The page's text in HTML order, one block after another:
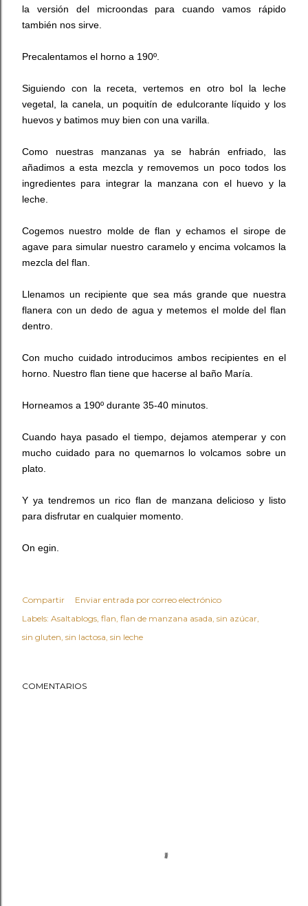
la versión del microondas para cuando vamos rápido
también nos sirve.
Precalentamos el horno a 190º.
Siguiendo con la receta, vertemos en otro bol la leche
vegetal, la canela, un poquitín de edulcorante líquido y los
huevos y batimos muy bien con una varilla.
Como nuestras manzanas ya se habrán enfriado, las
añadimos a esta mezcla y removemos un poco todos los
ingredientes para integrar la manzana con el huevo y la
leche.
Cogemos nuestro molde de flan y echamos el sirope de
agave para simular nuestro caramelo y encima volcamos la
mezcla del flan.
Llenamos un recipiente que sea más grande que nuestra
flanera con un dedo de agua y metemos el molde del flan
dentro.
Con mucho cuidado introducimos ambos recipientes en el
horno. Nuestro flan tiene que hacerse al baño María.
Horneamos a 190º durante 35-40 minutos.
Cuando haya pasado el tiempo, dejamos atemperar y con
mucho cuidado para no quemarnos lo volcamos sobre un
plato.
Y ya tendremos un rico flan de manzana delicioso y listo
para disfrutar en cualquier momento.
On egin.
Compartir
Enviar entrada por correo electrónico
Labels: Asaltablogs flan flan de manzana asada sin azúcar
sin gluten sin lactosa sin leche
COMENTARIOS